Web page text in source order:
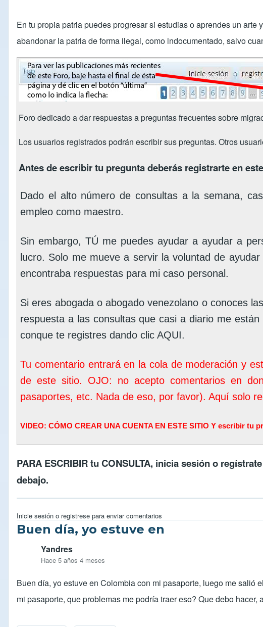
En tu propia patria puedes progresar si estudias o aprendes un
abandonar la patria de forma ilegal, como indocumentado, salvo
Foro dedicado a dar respuestas a preguntas frecuentes sobre
Los usuarios registrados podrán escribir sus preguntas. Otros
Antes de escribir tu pregunta deberás registrarte en
Dado el alto número de consultas a la semana,
empleo como maestro.
Sin embargo, TÚ me puedes ayudar a ayudar a
lucro. Solo me mueve a servir la voluntad de
encontraba respuestas para mi caso personal.
Si eres abogada o abogado venezolano o conoces
respuesta a las consultas que casi a diario me
conque te registres dando clic AQUI.
Tu comentario entrará en la cola de moderación y
de este sitio. OJO: no acepto comentarios en
pasaportes, etc. Nada de eso, por favor). Aquí solo
VIDEO: CÓMO CREAR UNA CUENTA EN ESTE SITIO Y escribir tu
PARA ESCRIBIR tu CONSULTA, inicia sesióno
debajo.
Inicie sesión o registrese para enviar comentarios
Buen día, yo estuve en
Yandres
Hace 5 años 4 meses
Buen día, yo estuve en Colombia con mi pasaporte, luego me
mi pasaporte, que problemas me podría traer eso? Que debo hacer,